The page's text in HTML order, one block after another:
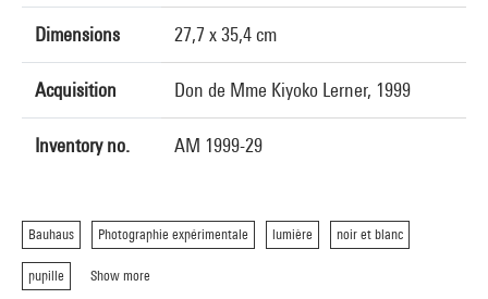
Dimensions 27,7 x 35,4 cm
Acquisition Don de Mme Kiyoko Lerner, 1999
Inventory no. AM 1999-29
Bauhaus Photographie expérimentale lumière noir et blanc
pupille Show more